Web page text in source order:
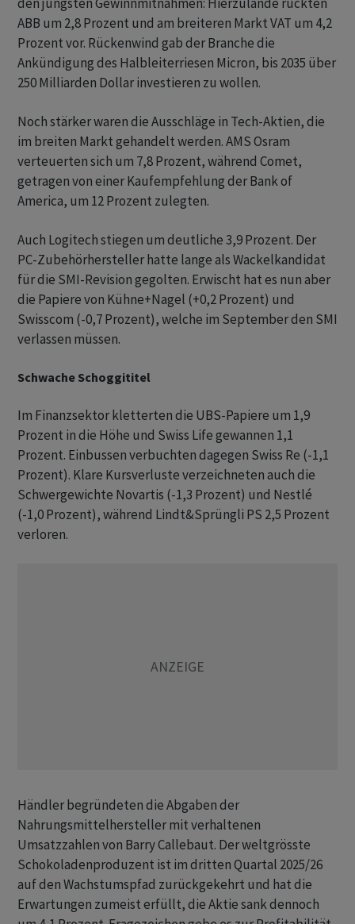
ABB um 2,8 Prozent und am breiteren Markt VAT um 4,2
Prozent vor. Rückenwind gab der Branche die
Ankündigung des Halbleiterriesen Micron, bis 2035 über
250 Milliarden Dollar investieren zu wollen.
Noch stärker waren die Ausschläge in Tech-Aktien, die
im breiten Markt gehandelt werden. AMS Osram
verteuerten sich um 7,8 Prozent, während Comet,
getragen von einer Kaufempfehlung der Bank of
America, um 12 Prozent zulegten.
Auch Logitech stiegen um deutliche 3,9 Prozent. Der
PC-Zubehörhersteller hatte lange als Wackelkandidat
für die SMI-Revision gegolten. Erwischt hat es nun aber
die Papiere von Kühne+Nagel (+0,2 Prozent) und
Swisscom (-0,7 Prozent), welche im September den SMI
verlassen müssen.
Schwache Schoggititel
Im Finanzsektor kletterten die UBS-Papiere um 1,9
Prozent in die Höhe und Swiss Life gewannen 1,1
Prozent. Einbussen verbuchten dagegen Swiss Re (-1,1
Prozent). Klare Kursverluste verzeichneten auch die
Schwergewichte Novartis (-1,3 Prozent) und Nestlé
(-1,0 Prozent), während Lindt&Sprüngli PS 2,5 Prozent
verloren.
Händler begründeten die Abgaben der
Nahrungsmittelhersteller mit verhaltenen
Umsatzzahlen von Barry Callebaut. Der weltgrösste
Schokoladenproduzent ist im dritten Quartal 2025/26
auf den Wachstumspfad zurückgekehrt und hat die
Erwartungen zumeist erfüllt, die Aktie sank dennoch